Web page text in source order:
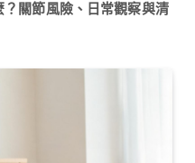
關節風險、日常觀察與清